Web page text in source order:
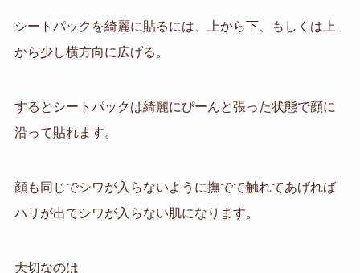
シートパックを綺麗に貼るには、上から下、もしくは上
から少し横方向に広げる。
するとシートパックは綺麗にぴーんと張った状態で顔に
沿って貼れます。
顔も同じでシワが入らないように撫でて触れてあげれば
ハリが出てシワが入らない肌になります。
大切なのは